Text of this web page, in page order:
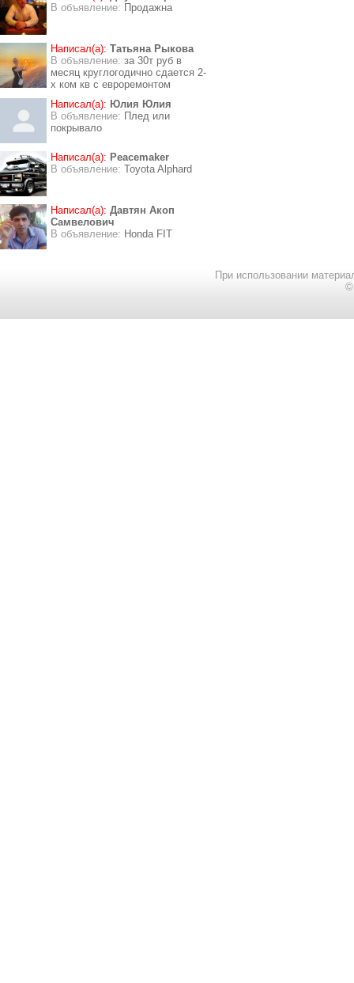
В объявление: Продажна
Написал(а): Татьяна Рыкова
В объявление: за 30т руб в
месяц круглогодично сдается 2-
х ком кв с евроремонтом
Написал(а): Юлия Юлия
В объявление: Плед или
покрывало
Написал(а): Peacemaker
В объявление: Toyota Alphard
Написал(а): Давтян Акоп
Самвелович
В объявление: Honda FIT
При использовании